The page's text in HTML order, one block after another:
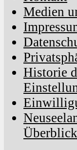
Medien
Historie
Überblick